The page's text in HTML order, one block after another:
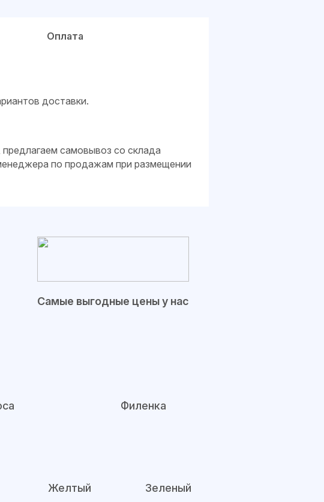
Оплата
доставки.
предлагаем самовывоз со склада
по продажам при размещении
Самые выгодные цены у нас
Филенка
Желтый Зеленый